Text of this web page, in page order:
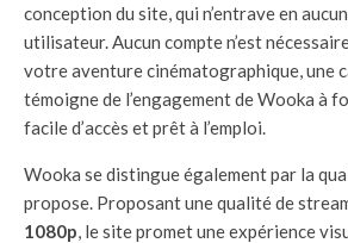
conception du site, qui n’entrave en
utilisateur. Aucun compte n’est
votre aventure cinématographique, une
témoigne de l’engagement de Wooka à
facile d’accès et prêt à l’emploi.
Wooka se distingue également par la
propose. Proposant une qualité de
1080p, le site promet une expérience